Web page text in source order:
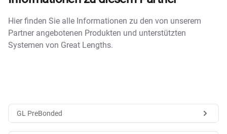
Hier finden Sie alle Informationen zu den von unserem
Partner angebotenen Produkten und unterstützten
Systemen von Great Lengths.
GL PreBonded